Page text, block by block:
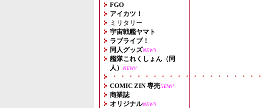
FGO
アイカツ！
ミリタリー
宇宙戦艦ヤマト
ラブライブ！
同人グッズNEW!!
艦隊これくしょん（同
人）
NEW!!
・・・・・・・・・・・・・・・・・・・
COMIC ZIN 専売NEW!!
商業誌
オリジナルNEW!!